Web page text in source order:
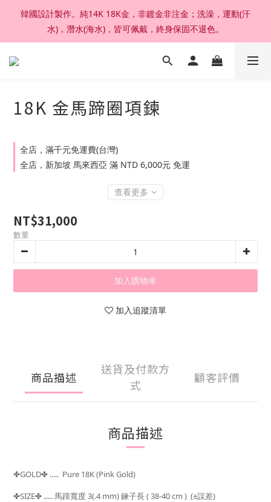
加入官網會員，結帳享92折扣 ; 滿六千刷卡分期零利率。
韓國設計製作。純14K 18K金，非鍍金非注金；洗澡，運動(汗
水)，潛水(海水)，皆可佩戴，終身保固不退色。
加入官網會員，結帳享92折扣 ; 滿六千刷卡分期零利率。
18K 金馬蹄圈項鍊
全店，滿千元免運費(台灣)
全店，新加坡 馬來西亞 滿 NTD 6,000元 免運
查看更多
NT$31,000
數量
加入購物車
加入追蹤清單
商品描述
送貨及付款方
式
顧客評價
商品描述
✤GOLD✤ ..... Pure 18K (Pink Gold)
✤SIZE✤ ..... 馬蹄寬度 3(.4 mm) 鍊子長( 38-40 cm ) (±誤差)